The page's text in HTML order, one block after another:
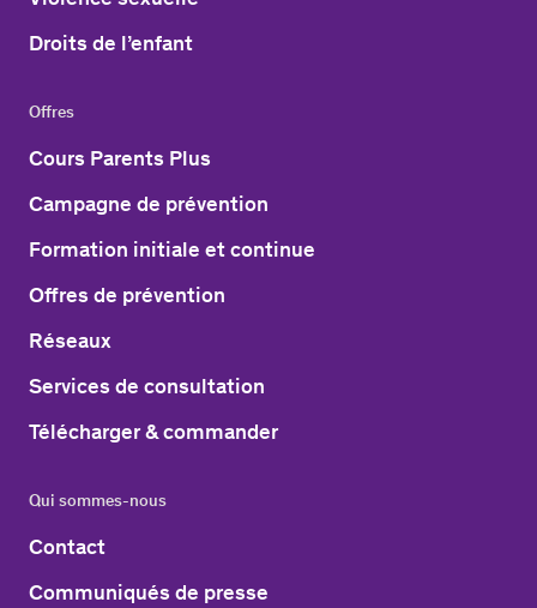
Droits de l’enfant
Offres
Cours Parents Plus
Campagne de prévention
Formation initiale et continue
Offres de prévention
Réseaux
Services de consultation
Télécharger & commander
Qui sommes-nous
Contact
Communiqués de presse